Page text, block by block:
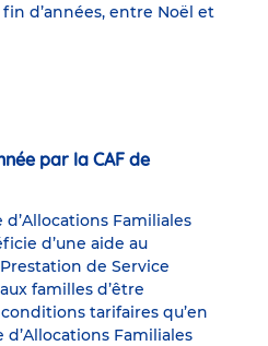
d’années, entre Noël et
par la CAF de
Familiales
d’une aide au
de Service
familles d’être
tarifaires qu’en
d’Allocations Familiales